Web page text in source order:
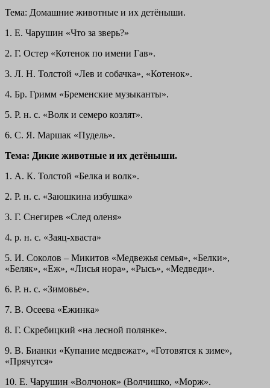
Тема: Домашние животные и их детёныши.
1. Е. Чарушин «Что за зверь?»
2. Г. Остер «Котенок по имени Гав».
3. Л. Н. Толстой «Лев и собачка», «Котенок».
4. Бр. Гримм «Бременские музыканты».
5. Р. н. с. «Волк и семеро козлят».
6. С. Я. Маршак «Пудель».
Тема: Дикие животные и их детёныши.
1. А. К. Толстой «Белка и волк».
2. Р. н. с. «Заюшкина избушка»
3. Г. Снегирев «След оленя»
4. р. н. с. «Заяц-хваста»
5. И. Соколов – Микитов «Медвежья семья», «Белки»,
«Беляк», «Еж», «Лисья нора», «Рысь», «Медведи».
6. Р. н. с. «Зимовье».
7. В. Осеева «Ежинка»
8. Г. Скребицкий «на лесной полянке».
9. В. Бианки «Купание медвежат», «Готовятся к зиме»,
«Прячутся»
10. Е. Чарушин «Волчонок» (Волчишко, «Морж».